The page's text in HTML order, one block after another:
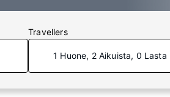
Travellers
1 Huone, 2 Aikuista, 0 Lasta